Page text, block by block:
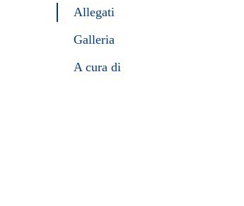
Allegati
Galleria
A cura di